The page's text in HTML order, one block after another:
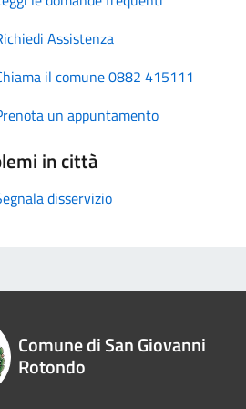
Assistenza
il comune 0882 415111
un appuntamento
in città
disservizio
Comune di San Giovanni
Rotondo